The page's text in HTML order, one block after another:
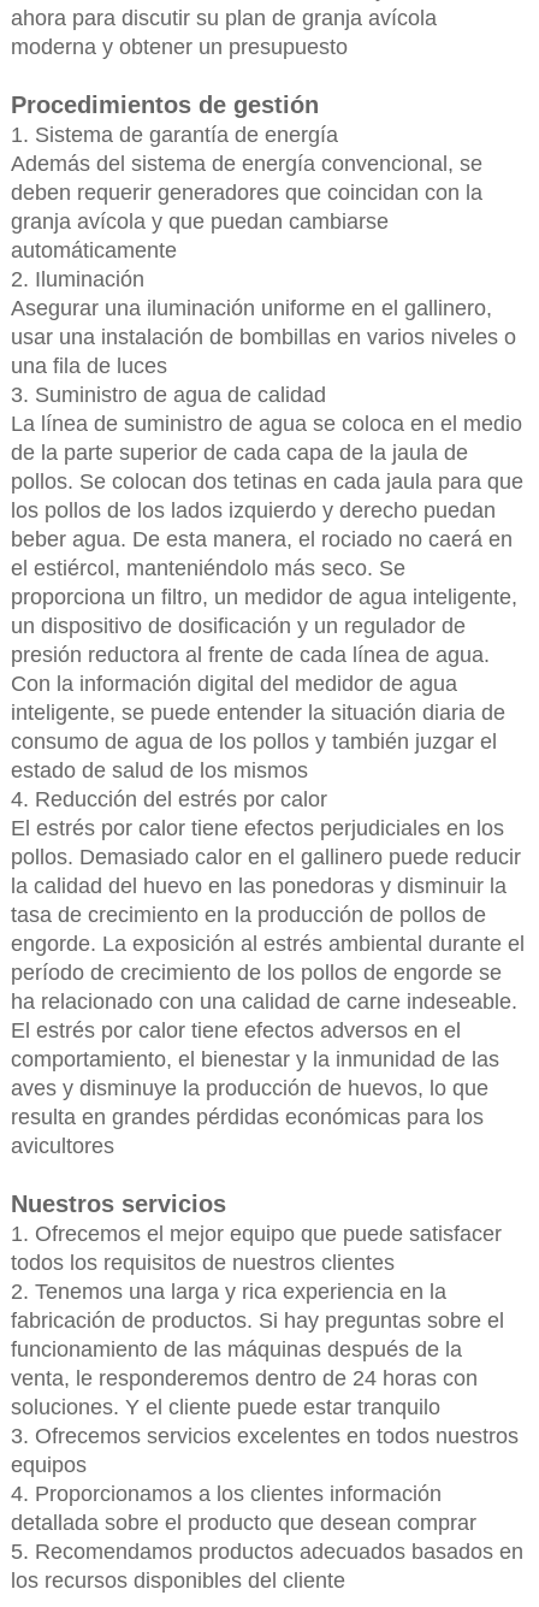
ahora para discutir su plan de granja avícola
moderna y obtener un presupuesto
Procedimientos de gestión
1. Sistema de garantía de energía
Además del sistema de energía convencional, se
deben requerir generadores que coincidan con la
granja avícola y que puedan cambiarse
automáticamente
2. Iluminación
Asegurar una iluminación uniforme en el gallinero,
usar una instalación de bombillas en varios niveles o
una fila de luces
3. Suministro de agua de calidad
La línea de suministro de agua se coloca en el medio
de la parte superior de cada capa de la jaula de
pollos. Se colocan dos tetinas en cada jaula para que
los pollos de los lados izquierdo y derecho puedan
beber agua. De esta manera, el rociado no caerá en
el estiércol, manteniéndolo más seco. Se
proporciona un filtro, un medidor de agua inteligente,
un dispositivo de dosificación y un regulador de
presión reductora al frente de cada línea de agua.
Con la información digital del medidor de agua
inteligente, se puede entender la situación diaria de
consumo de agua de los pollos y también juzgar el
estado de salud de los mismos
4. Reducción del estrés por calor
El estrés por calor tiene efectos perjudiciales en los
pollos. Demasiado calor en el gallinero puede reducir
la calidad del huevo en las ponedoras y disminuir la
tasa de crecimiento en la producción de pollos de
engorde. La exposición al estrés ambiental durante el
período de crecimiento de los pollos de engorde se
ha relacionado con una calidad de carne indeseable.
El estrés por calor tiene efectos adversos en el
comportamiento, el bienestar y la inmunidad de las
aves y disminuye la producción de huevos, lo que
resulta en grandes pérdidas económicas para los
avicultores
Nuestros servicios
1. Ofrecemos el mejor equipo que puede satisfacer
todos los requisitos de nuestros clientes
2. Tenemos una larga y rica experiencia en la
fabricación de productos. Si hay preguntas sobre el
funcionamiento de las máquinas después de la
venta, le responderemos dentro de 24 horas con
soluciones. Y el cliente puede estar tranquilo
3. Ofrecemos servicios excelentes en todos nuestros
equipos
4. Proporcionamos a los clientes información
detallada sobre el producto que desean comprar
5. Recomendamos productos adecuados basados en
los recursos disponibles del cliente